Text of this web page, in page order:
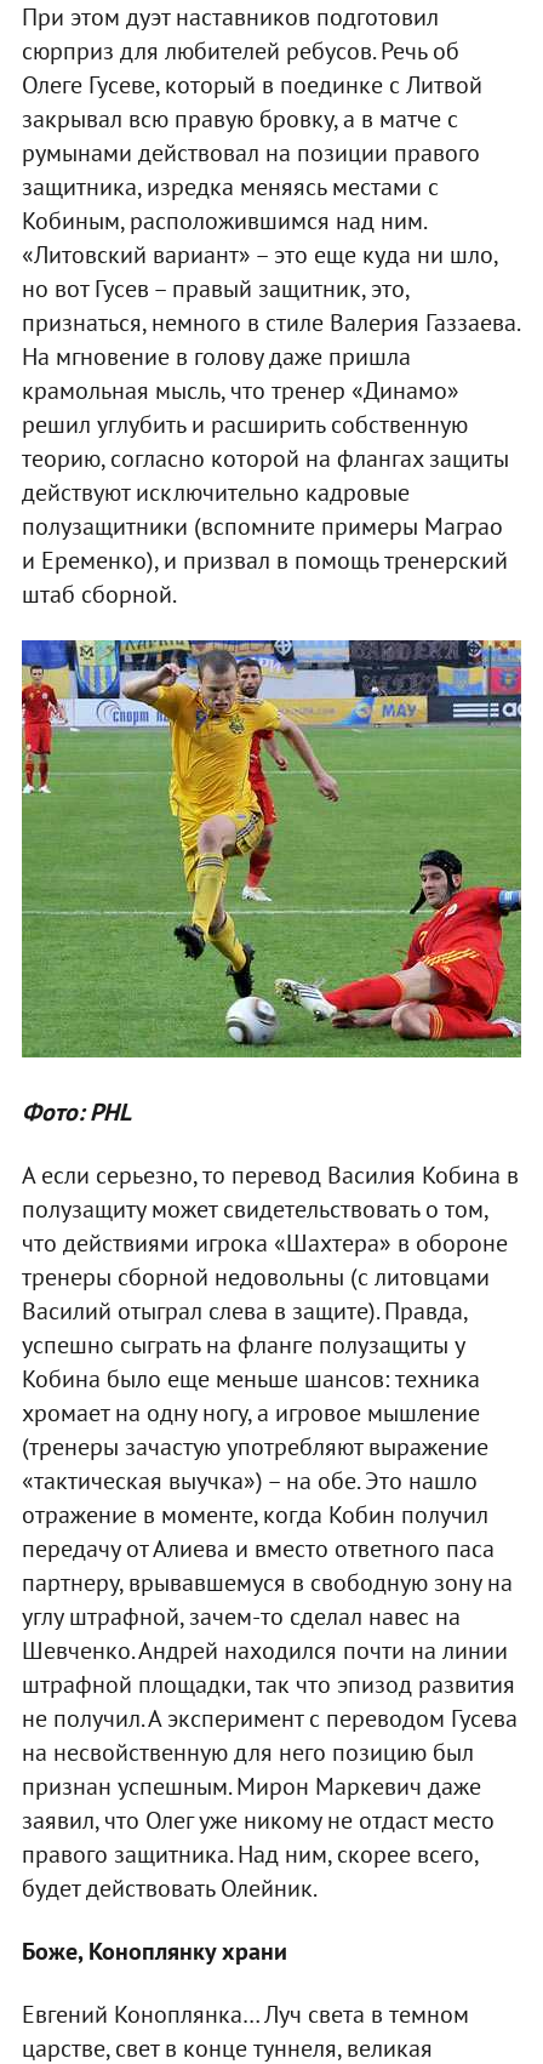
При этом дуэт наставников подготовил
сюрприз для любителей ребусов. Речь об
Олеге Гусеве, который в поединке с Литвой
закрывал всю правую бровку, а в матче с
румынами действовал на позиции правого
защитника, изредка меняясь местами с
Кобиным, расположившимся над ним.
«Литовский вариант» – это еще куда ни шло,
но вот Гусев – правый защитник, это,
признаться, немного в стиле Валерия Газзаева.
На мгновение в голову даже пришла
крамольная мысль, что тренер «Динамо»
решил углубить и расширить собственную
теорию, согласно которой на флангах защиты
действуют исключительно кадровые
полузащитники (вспомните примеры Маграо
и Еременко), и призвал в помощь тренерский
штаб сборной.
Фото: PHL
А если серьезно, то перевод Василия Кобина в
полузащиту может свидетельствовать о том,
что действиями игрока «Шахтера» в обороне
тренеры сборной недовольны (с литовцами
Василий отыграл слева в защите). Правда,
успешно сыграть на фланге полузащиты у
Кобина было еще меньше шансов: техника
хромает на одну ногу, а игровое мышление
(тренеры зачастую употребляют выражение
«тактическая выучка») – на обе. Это нашло
отражение в моменте, когда Кобин получил
передачу от Алиева и вместо ответного паса
партнеру, врывавшемуся в свободную зону на
углу штрафной, зачем-то сделал навес на
Шевченко. Андрей находился почти на линии
штрафной площадки, так что эпизод развития
не получил. А эксперимент с переводом Гусева
на несвойственную для него позицию был
признан успешным. Мирон Маркевич даже
заявил, что Олег уже никому не отдаст место
правого защитника. Над ним, скорее всего,
будет действовать Олейник.
Боже, Коноплянку храни
Евгений Коноплянка… Луч света в темном
царстве, свет в конце туннеля, великая